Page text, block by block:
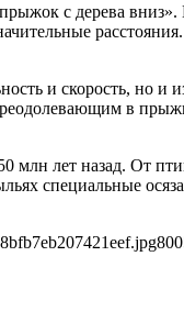
с дерева вниз».
и скорость, но и
в
млн лет назад. От
специальные
800